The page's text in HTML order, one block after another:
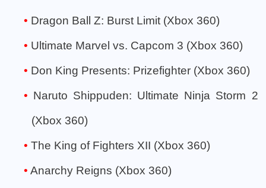
Dragon Ball Z: Burst Limit (Xbox 360)
Ultimate Marvel vs. Capcom 3 (Xbox 360)
Don King Presents: Prizefighter (Xbox 360)
Naruto Shippuden: Ultimate Ninja Storm 2
(Xbox 360)
The King of Fighters XII (Xbox 360)
Anarchy Reigns (Xbox 360)